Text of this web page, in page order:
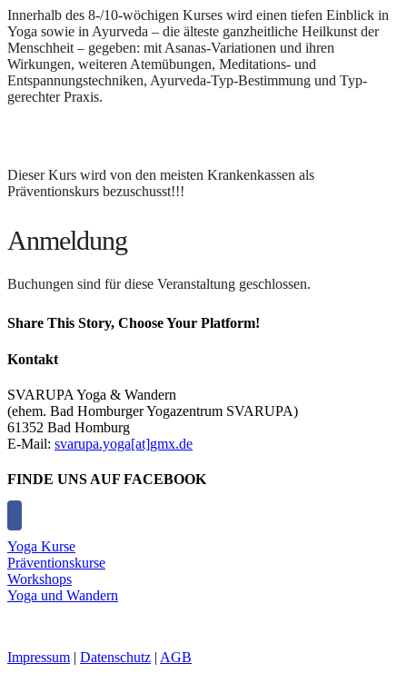
Innerhalb des 8-/10-wöchigen Kurses wird einen tiefen Einblick in
Yoga sowie in Ayurveda – die älteste ganzheitliche Heilkunst der
Menschheit – gegeben: mit Asanas-Variationen und ihren
Wirkungen, weiteren Atemübungen, Meditations- und
Entspannungstechniken, Ayurveda-Typ-Bestimmung und Typ-
gerechter Praxis.
Dieser Kurs wird von den meisten Krankenkassen als
Präventionskurs bezuschusst!!!
Anmeldung
Buchungen sind für diese Veranstaltung geschlossen.
Share This Story, Choose Your Platform!
Facebook
X
Reddit
LinkedIn
Tumblr
Pinterest
Vk
E-
Kontakt
SVARUPA Yoga & Wandern
(ehem. Bad Homburger Yogazentrum SVARUPA)
61352 Bad Homburg
E-Mail: svarupa.yoga[at]gmx.de
FINDE UNS AUF FACEBOOK
Yoga Kurse
Präventionskurse
Workshops
Yoga und Wandern
Impressum | Datenschutz | AGB